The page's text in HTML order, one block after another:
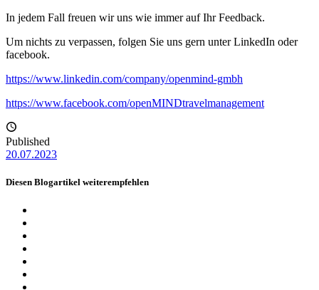
In jedem Fall freuen wir uns wie immer auf Ihr Feedback.
Um nichts zu verpassen, folgen Sie uns gern unter LinkedIn oder
facebook.
https://www.linkedin.com/company/openmind-gmbh
https://www.facebook.com/openMINDtravelmanagement
Published
20.07.2023
Diesen Blogartikel weiterempfehlen